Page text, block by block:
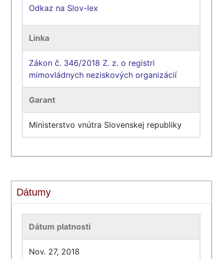
Odkaz na Slov-lex
Linka
Zákon č. 346/2018 Z. z. o registri
mimovládnych neziskových organizácií
Garant
Ministerstvo vnútra Slovenskej republiky
Dátumy
Dátum platnosti
Nov. 27, 2018